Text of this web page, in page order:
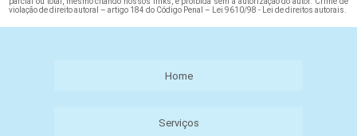
violação de direito autoral – artigo 184 do Código Penal –
Lei 9610/98 - Lei de direitos autorais
Home
Serviços